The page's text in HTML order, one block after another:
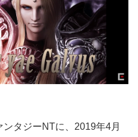
タジーNTに、2019年4月